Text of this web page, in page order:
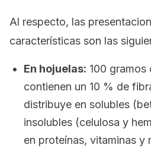
Al respecto, las
características son las
En hojuelas: 100 gramos
contienen un 10 % de
distribuye en solubles
insolubles (celulosa y
en proteínas, vitaminas y